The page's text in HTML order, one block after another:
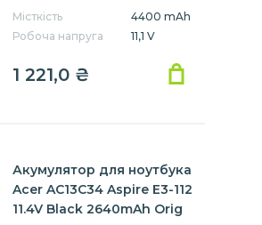
Місткість
4400 mAh
Робоча напруга
11,1 V
1 221,0 ₴
Акумулятор для ноутбука
Acer AC13C34 Aspire E3-112
11.4V Black 2640mAh Orig